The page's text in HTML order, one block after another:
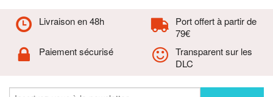
Livraison en 48h
Port offert à partir de
79€
Paiement sécurisé
Transparent sur les
DLC